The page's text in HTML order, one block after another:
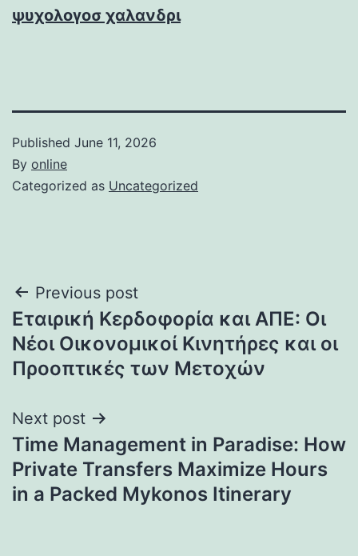
ψυχολογοσ χαλανδρι
Published June 11, 2026
By online
Categorized as Uncategorized
Post
navigation
Previous post
Εταιρική Κερδοφορία και ΑΠΕ: Οι
Νέοι Οικονομικοί Κινητήρες και οι
Προοπτικές των Μετοχών
Next post
Time Management in Paradise: How
Private Transfers Maximize Hours
in a Packed Mykonos Itinerary